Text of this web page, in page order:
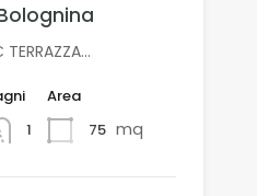
1
Area
75 mq